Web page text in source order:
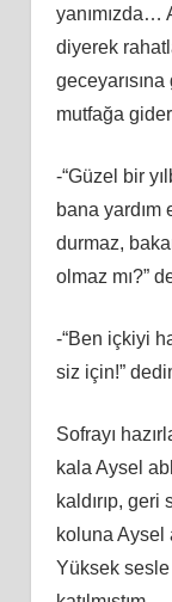
yanımızda…
diyerek
mutfağa
-“Güzel bir
bana
durmaz,
olmaz mı?”
-“Ben içkiyi
siz için!”
Sofrayı
kala Aysel
kaldırıp,
koluna Aysel
Yüksek sesle